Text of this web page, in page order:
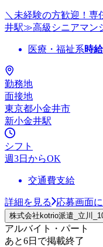
＼未経験の方歓迎！
井駅≫高級シニアマン
医療・福祉系時給
勤務地
面接地
東京都小金井市
新小金井駅
シフト
週3日からOK
交通費支給
詳細を見る 応募画面
株式会社kotrio派遣_立川
アルバイト・パート
あと6日で掲載終了